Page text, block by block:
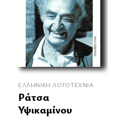
ΕΛΛΗΝΙΚΉ ΛΟΓΟΤΕΧΝΊΑ
Ράτσα
Υψικαμίνου